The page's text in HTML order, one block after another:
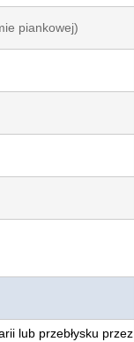
piankowej)
lub przebłysku przez